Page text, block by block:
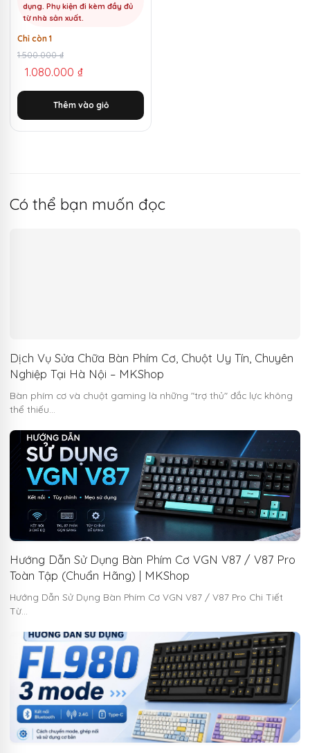
dụng. Phụ kiện đi kèm đầy đủ
từ nhà sản xuất.
Chỉ còn 1
1.500.000₫
Giá
gốc
là:
1.500.000 ₫.
1.080.000 ₫
Giá
hiện
tại
là:
1.080.000 ₫.
Thêm vào giỏ
Có thể bạn muốn đọc
Dịch Vụ Sửa Chữa Bàn Phím Cơ, Chuột Uy Tín, Chuyên
Nghiệp Tại Hà Nội – MKShop
Bàn phím cơ và chuột gaming là những "trợ thủ" đắc lực không
thể thiếu…
Hướng Dẫn Sử Dụng Bàn Phím Cơ VGN V87 / V87 Pro
Toàn Tập (Chuẩn Hãng) | MKShop
Hướng Dẫn Sử Dụng Bàn Phím Cơ VGN V87 / V87 Pro Chi Tiết
Từ…